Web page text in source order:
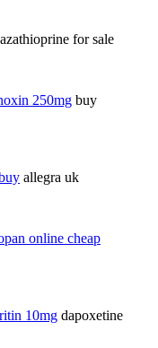
azathioprine for sale
250mg buy
allegra uk
online cheap
10mg dapoxetine